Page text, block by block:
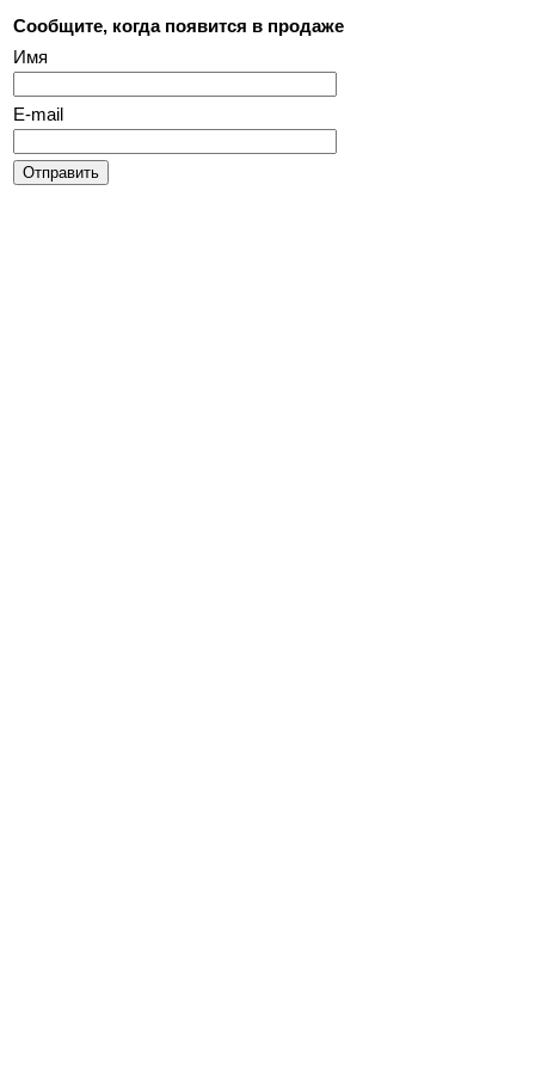
Сообщите, когда появится в продаже
Имя
E-mail